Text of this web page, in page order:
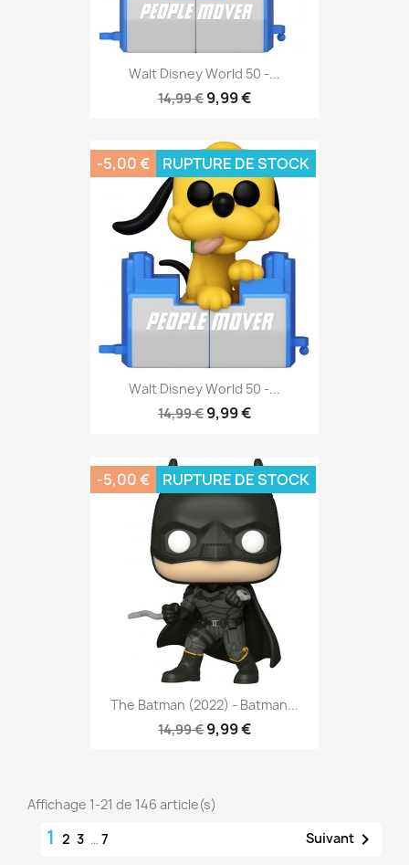
Walt Disney World 50 -...
14,99 € 9,99 €
Walt Disney World 50 -...
14,99 € 9,99 €
-5,00 € RUPTURE DE STOCK
The Batman (2022) - Batman...
14,99 € 9,99 €
-5,00 € RUPTURE DE STOCK
Affichage 1-21 de 146 article(s)
1 2 3 … 7 Suivant 